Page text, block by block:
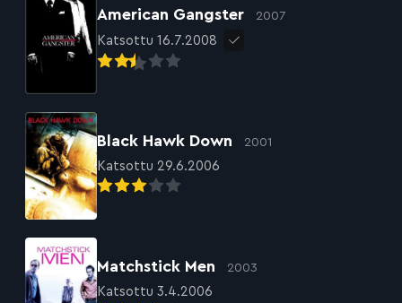
American Gangster 2007
Katsottu 16.7.2008
Black Hawk Down 2001
Katsottu 29.6.2006
Matchstick Men 2003
Katsottu 3.4.2006